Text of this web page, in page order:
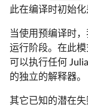
此在编译时初始化
当使用预编译时
运行阶段。在此
可以执行任何
的独立的解释器。
其它已知的潜在失